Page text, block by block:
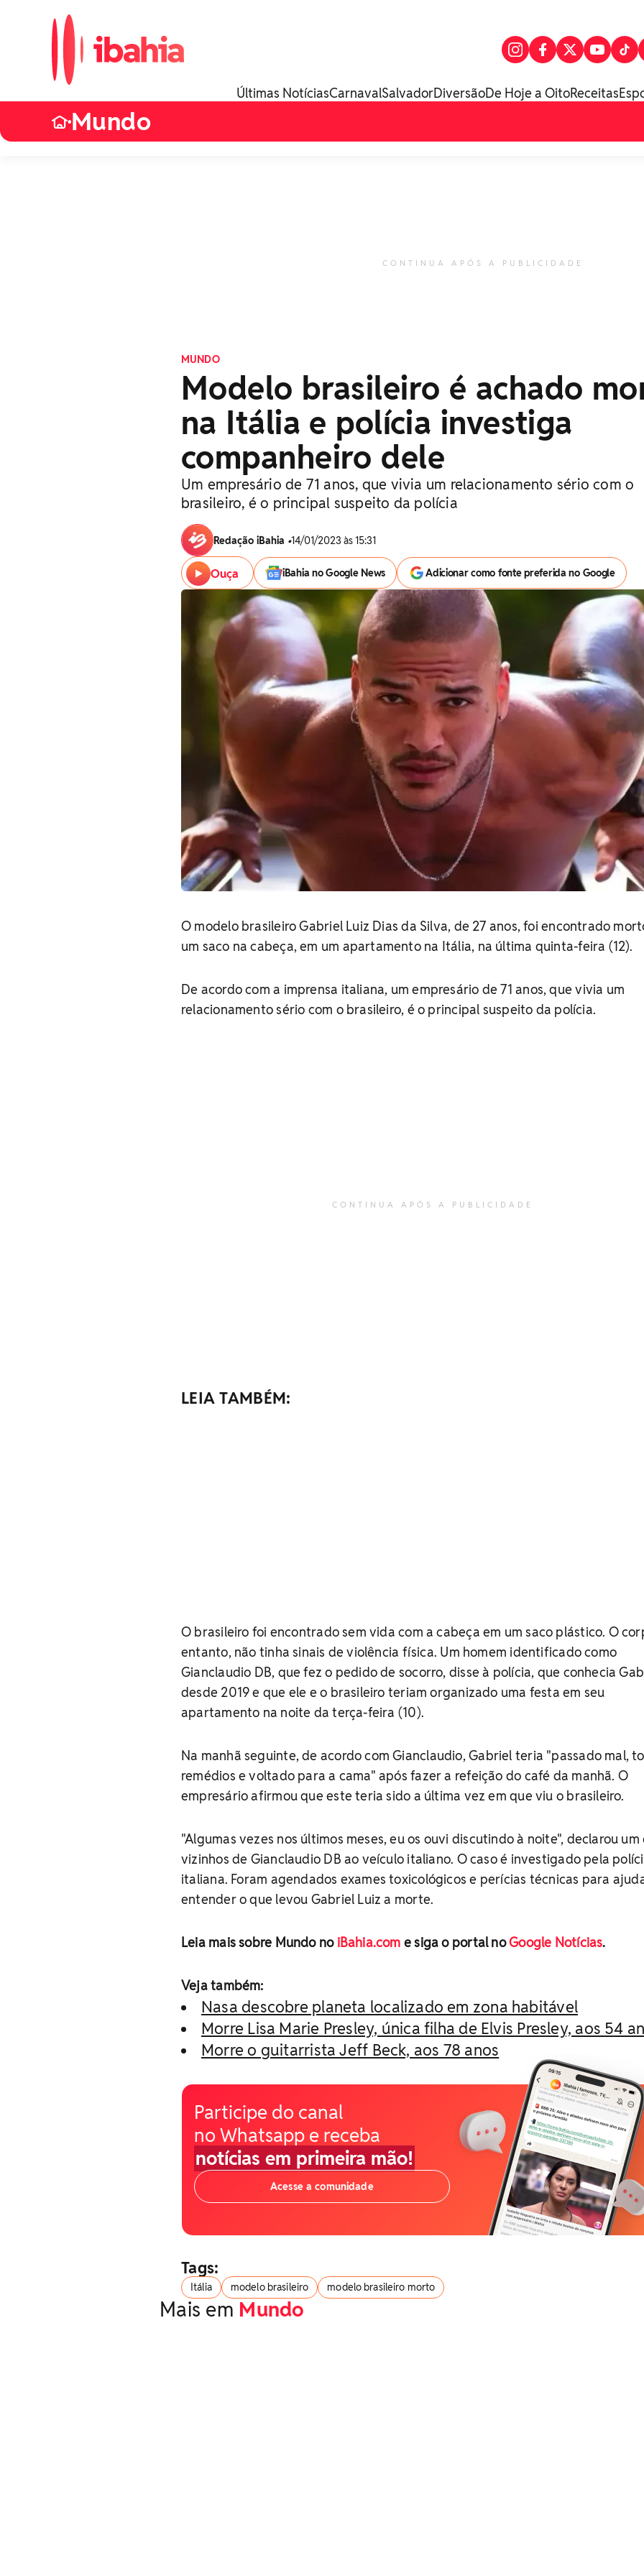
Últimas NotíciasCarnavalSalvadorDiversãoDe Hoje a OitoReceitas
•Mundo
CONTINUA APÓS A PUBLICIDADE
MUNDO
Modelo brasileiro é achado
na Itália e polícia investiga
companheiro dele
Um empresário de 71 anos, que vivia um relacionamento sério com o
brasileiro, é o principal suspeito da polícia
Redação iBahia •14/01/2023 às 15:31
Ouça iBahia no Google News Adicionar como fonte preferida no Google
O modelo brasileiro Gabriel Luiz Dias da Silva, de 27 anos, foi encontrado
um saco na cabeça, em um apartamento na Itália, na última quinta-feira (12).
De acordo com a imprensa italiana, um empresário de 71 anos, que vivia um
relacionamento sério com o brasileiro, é o principal suspeito da polícia.
CONTINUA APÓS A PUBLICIDADE
LEIA TAMBÉM:
O brasileiro foi encontrado sem vida com a cabeça em um saco plástico. O
entanto, não tinha sinais de violência física. Um homem identificado como
Gianclaudio DB, que fez o pedido de socorro, disse à polícia, que conhecia
desde 2019 e que ele e o brasileiro teriam organizado uma festa em seu
apartamento na noite da terça-feira (10).
Na manhã seguinte, de acordo com Gianclaudio, Gabriel teria "passado mal,
remédios e voltado para a cama" após fazer a refeição do café da manhã. O
empresário afirmou que este teria sido a última vez em que viu o brasileiro.
"Algumas vezes nos últimos meses, eu os ouvi discutindo à noite", declarou um
vizinhos de Gianclaudio DB ao veículo italiano. O caso é investigado pela
italiana. Foram agendados exames toxicológicos e perícias técnicas para
entender o que levou Gabriel Luiz a morte.
Leia mais sobre Mundo no iBahia.com e siga o portal noGoogle Notícias.
Veja também:
Nasa descobre planeta localizado em zona habitável
Morre Lisa Marie Presley, única filha de Elvis Presley, aos 54
Morre o guitarrista Jeff Beck, aos 78 anos
Participe do canal
no Whatsapp e receba
notícias em primeira mão!
Acesse a comunidade
Tags:
Itália modelo brasileiro modelo brasileiro morto
Mais em Mundo